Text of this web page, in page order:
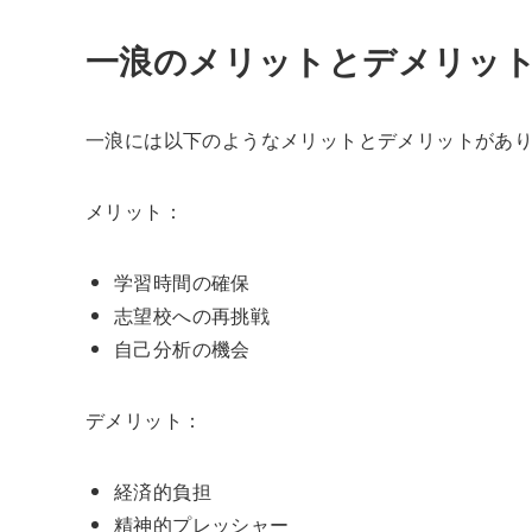
一浪のメリットとデメリット
一浪には以下のようなメリットとデメリットがあり
メリット：
学習時間の確保
志望校への再挑戦
自己分析の機会
デメリット：
経済的負担
精神的プレッシャー